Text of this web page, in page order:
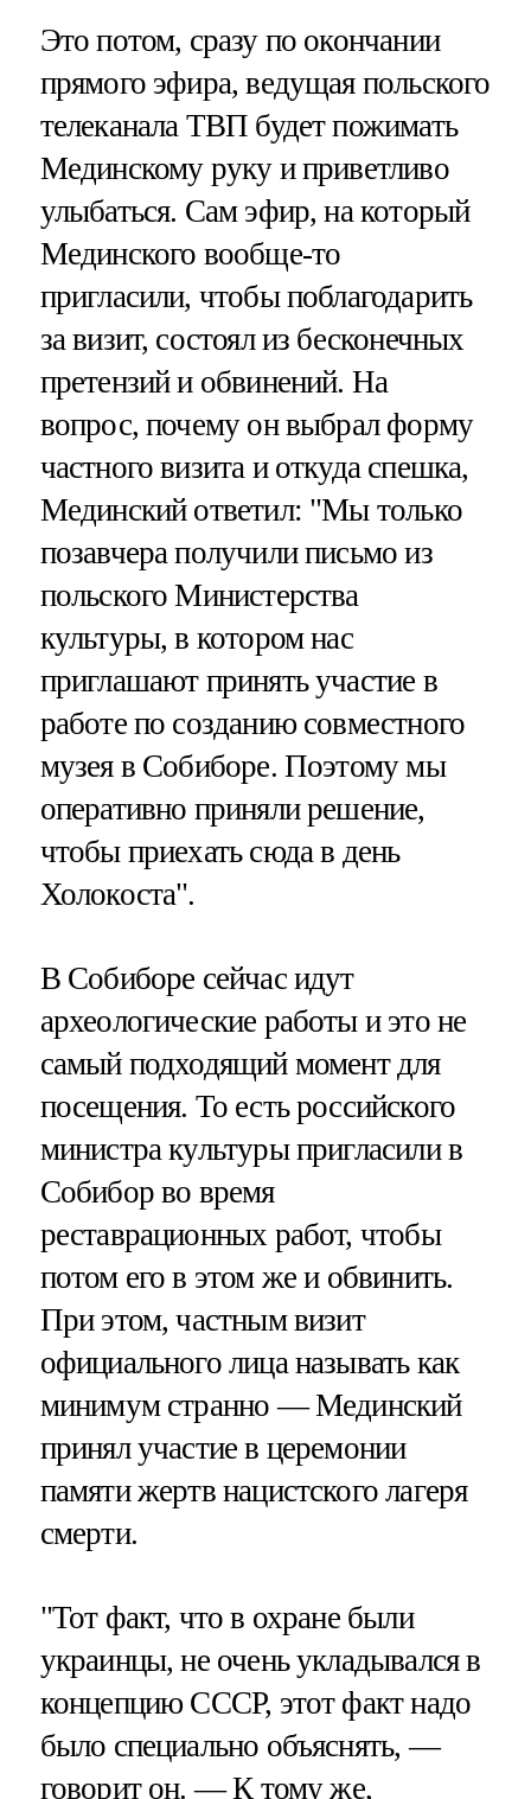
Это потом, сразу по окончании
прямого эфира, ведущая польского
телеканала ТВП будет пожимать
Мединскому руку и приветливо
улыбаться. Сам эфир, на который
Мединского вообще-то
пригласили, чтобы поблагодарить
за визит, состоял из бесконечных
претензий и обвинений. На
вопрос, почему он выбрал форму
частного визита и откуда спешка,
Мединский ответил: "Мы только
позавчера получили письмо из
польского Министерства
культуры, в котором нас
приглашают принять участие в
работе по созданию совместного
музея в Собиборе. Поэтому мы
оперативно приняли решение,
чтобы приехать сюда в день
Холокоста".
В Собиборе сейчас идут
археологические работы и это не
самый подходящий момент для
посещения. То есть российского
министра культуры пригласили в
Собибор во время
реставрационных работ, чтобы
потом его в этом же и обвинить.
При этом, частным визит
официального лица называть как
минимум странно — Мединский
принял участие в церемонии
памяти жертв нацистского лагеря
смерти.
"Тот факт, что в охране были
украинцы, не очень укладывался в
концепцию СССР, этот факт надо
было специально объяснять, —
говорит он. — К тому же,